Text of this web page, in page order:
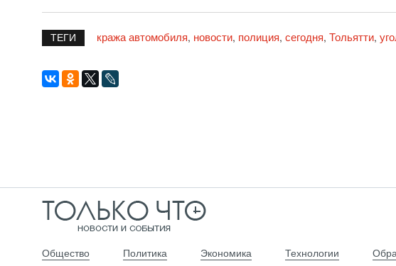
ТЕГИ кража автомобиля, новости, полиция, сегодня, Тольятти,
Общество Политика Экономика Технологии